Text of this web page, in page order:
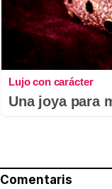
Lujo con carácter
Una joya para
Comentaris